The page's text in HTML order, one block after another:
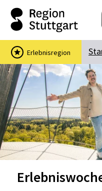
Suchbegriff
Das könnte Sie
Stadtführungen
Ausflugsziele
Wein
Wandern
Erlebnisregion